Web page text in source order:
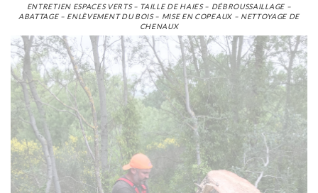
ENTRETIEN ESPACES VERTS – TAILLE DE HAIES – DÉBROUSSAILLAGE –
ABATTAGE – ENLÈVEMENT DU BOIS – MISE EN COPEAUX – NETTOYAGE DE
CHENAUX